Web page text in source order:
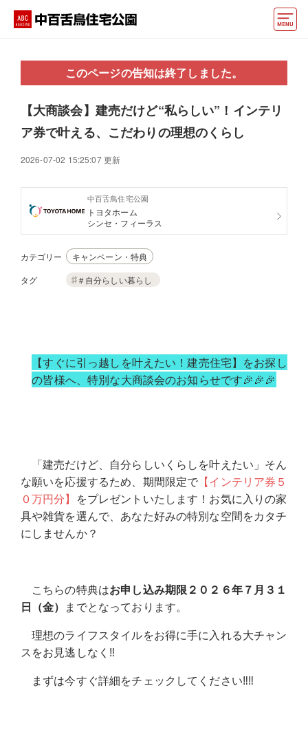
住宅会社・ハウスメーカー
イベント情報・プレゼント
住まいづくりお役立ち情報
マイページ
このページの告知は終了しました。
【大商談会】建売だけど“私らしい”！インテリ
ア券で叶える、こだわりの理想のくらし
2026-07-02 15:25:07 更新
中百舌鳥住宅公園
トヨタホーム
シンセ・フィーラス
カテゴリー
キャンペーン・特典
タグ
＃自分らしい暮らし
【すぐに引っ越しを叶えたい！建売住宅】をお探し
の皆様へ、特別な大商談会のお知らせです🎉🎉🎉
「建売だけど、自分らしいくらしを叶えたい」そん
な願いを応援するため、期間限定で 【インテリア券５
０万円分】 をプレゼントいたします！お気に入りの家
具や雑貨を選んで、あなた好みの特別な空間をカタチ
にしませんか？
こちらの特典はお申し込み期限２０２６年７月３１
日（金） までとなっております。
理想のライフスタイルをお得に手に入れる大チャン
スをお見逃しなく‼️
まずは今すぐ詳細をチェックしてください‼️‼️